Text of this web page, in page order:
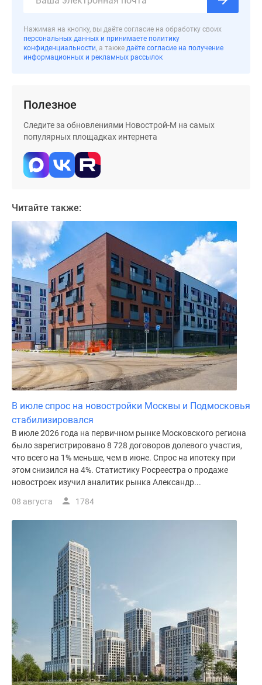
коттеджи
Коттеджные
поселки
Москве
Готовые
коттеджные
Строящиеся
коттеджные
Коттеджные
поселки
Коттеджные
поселки
водоема
Коттеджные
поселки
ипотеку
Бизнес-
центры
Коттеджи
Скидки
акции
Макс
Нажимая на кнопку, вы даёте согласие на обработку своих
персональных данных и принимаете политику
конфиденциальности, а также даёте согласие на получение
информационных и рекламных рассылок
Полезное
Следите за обновлениями Новострой-М на самых
популярных площадках интернета
Читайте также:
В июле спрос на новостройки Москвы и Подмосковья
стабилизировался
В июле 2026 года на первичном рынке Московского региона
было зарегистрировано 8 728 договоров долевого участия,
что всего на 1% меньше, чем в июне. Спрос на ипотеку при
этом снизился на 4%. Статистику Росреестра о продаже
новостроек изучил аналитик рынка Александр...
08 августа 1784